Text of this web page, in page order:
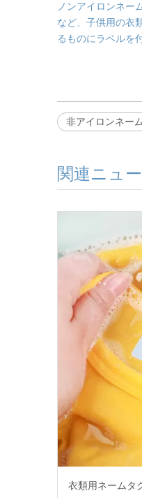
ノンアイロンネー
など、子供用の衣
るものにラベルを
非アイロンネー
関連ニュ
衣類用ネームタ